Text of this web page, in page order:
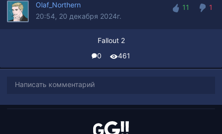
Olaf_Northern
20:54, 20 декабря 2024г.
11
1
Fallout 2
0
461
Написать комментарий